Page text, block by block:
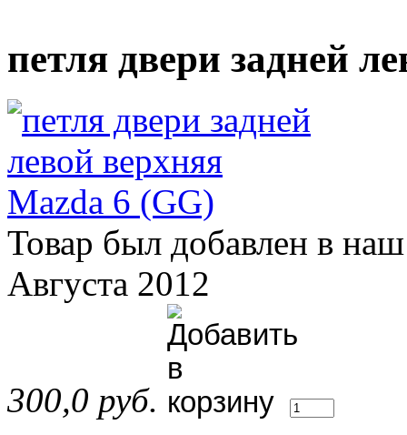
петля двери задней
Товар был добавлен в
Августа 2012
300,0 руб.